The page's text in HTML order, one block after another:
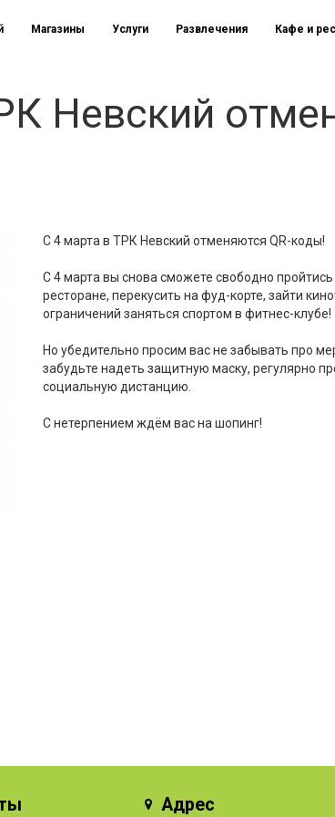
Магазины Услуги Развлечения Кафе и
Невский
С 4 марта в ТРК Невский отменяются QR-коды!
С 4 марта вы снова сможете свободно
ресторане, перекусить на фуд-корте, зайти
ограничений заняться спортом в фитнес-клубе!
Но убедительно просим вас не забывать про
забудьте надеть защитную маску, регулярно
социальную дистанцию.
С нетерпением ждём вас на шопинг!
Адрес